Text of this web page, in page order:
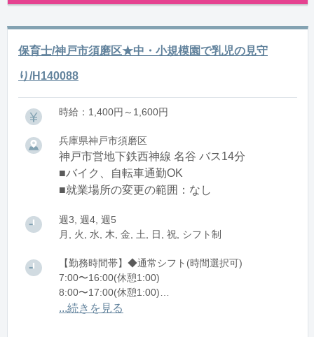
保育士/神戸市須磨区★中・小規模園で乳児の見守
り/H140088
時給：1,400円～1,600円
兵庫県神戸市須磨区
神戸市営地下鉄西神線 名谷 バス14分
■バイク、自転車通勤OK
■就業場所の変更の範囲：なし
週3, 週4, 週5
月, 火, 水, 木, 金, 土, 日, 祝, シフト制
【勤務時間帯】◆通常シフト(時間選択可)
7:00〜16:00(休憩1:00)
8:00〜17:00(休憩1:00)
12:00〜21:00(休憩1:00)
...続きを見る